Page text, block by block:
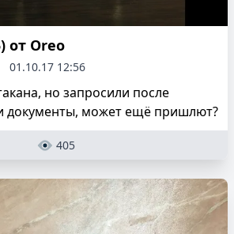
от Oreo
01.10.17 12:56
но запросили после
документы, может ещё пришлют?
405